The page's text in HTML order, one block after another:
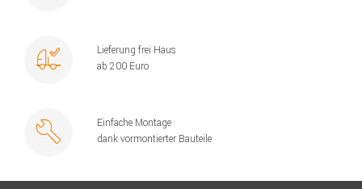
Lieferung frei Haus
ab 200 Euro
Einfache Montage
dank vormontierter Bauteile